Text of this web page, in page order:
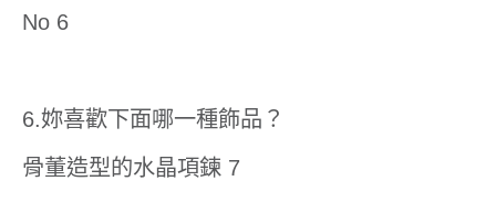
No 6
6.妳喜歡下面哪一種飾品？
骨董造型的水晶項鍊 7